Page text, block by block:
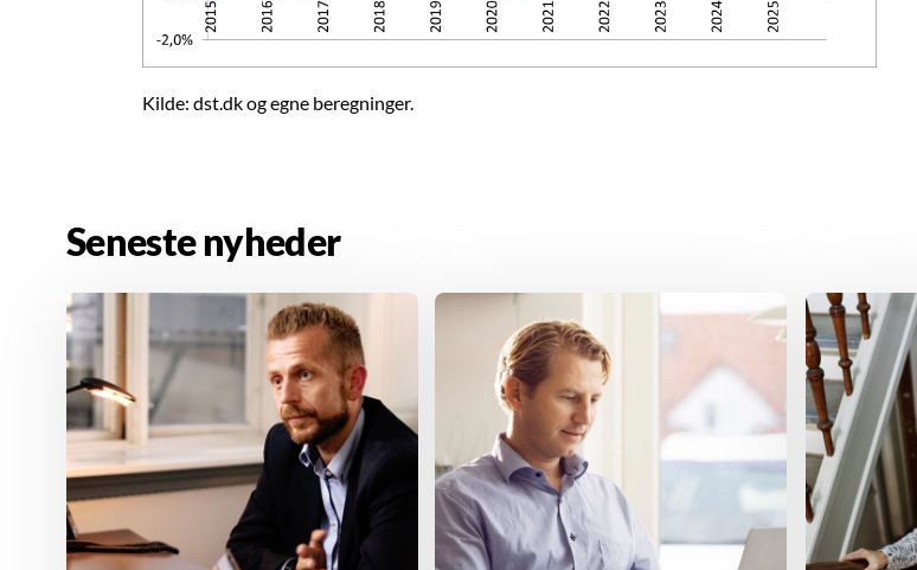
Kilde: dst.dk og egne beregninger.
Seneste nyheder